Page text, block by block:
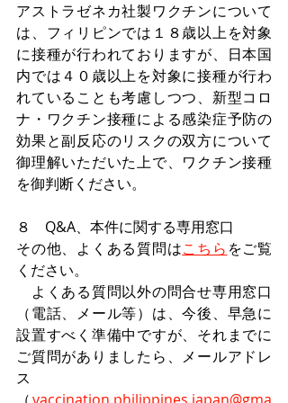
アストラゼネカ社製ワクチンについて
は、フィリピンでは１８歳以上を対象
に接種が行われておりますが、日本国
内では４０歳以上を対象に接種が行わ
れていることも考慮しつつ、新型コロ
ナ・ワクチン接種による感染症予防の
効果と副反応のリスクの双方について
御理解いただいた上で、ワクチン接種
を御判断ください。
８　Q&A、本件に関する専用窓口
その他、よくある質問はこちら をご覧
ください。
よくある質問以外の問合せ専用窓口
（電話、メール等）は、今後、早急に
設置すべく準備中ですが、それまでに
ご質問がありましたら、メールアドレ
ス